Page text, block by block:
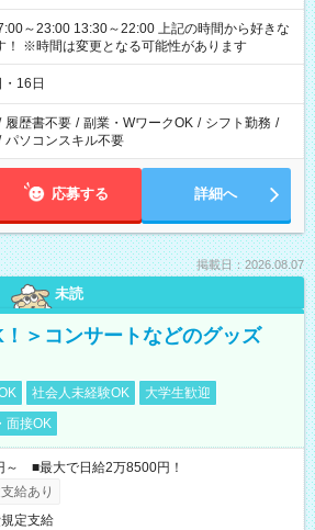
13:30～22:00 上記の時間から好きな
！ ※時間は変更となる可能性があります
16日
履歴書不要 / 副業・WワークOK / シフト勤務 /
パソコンスキル不要
応募する 詳細へ
掲載日：2026.08.07
未読
＞コンサートなどのグッズ
社会人未経験OK
大学生歓迎
面接OK
～ ■最大で日給2万8500円！
給あり
定支給